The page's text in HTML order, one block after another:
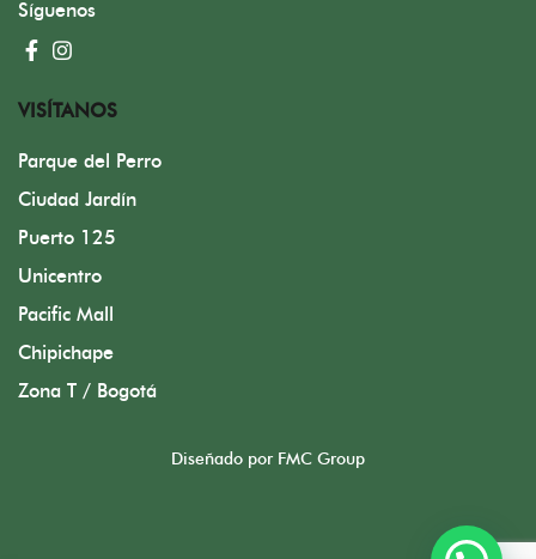
Síguenos
VISÍTANOS
Parque del Perro
Ciudad Jardín
Puerto 125
Unicentro
Pacific Mall
Chipichape
Zona T / Bogotá
Diseñado por FMC Group